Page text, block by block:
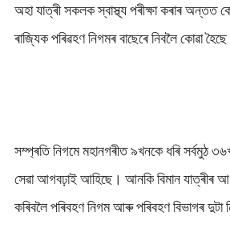
অহা যাত্ৰী সকলক স্বাস্থ্য পৰীক্ষা কৰাৰ অন্তত
ৰাজ্যিক পৰিৱহণ নিগমৰ বাছেৰে নিবলৈ কোৱা
সম্প্ৰতি নিগমে মহানগৰীত ৯খনকে ধৰি সৰ্বমুঠ
সেৱা আগবঢ়াই আহিছে। আনকি বিমান যাত্ৰীৰ
কৰিবলৈ পৰিবহণ নিগম আৰু পৰিবহণ বিভাগৰ দুটা